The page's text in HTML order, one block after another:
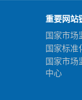
重要网站
国家市场
国家标准
国家市场
中心